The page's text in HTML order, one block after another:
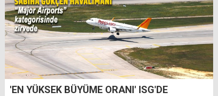
'EN YÜKSEK BÜYÜME ORANI' ISG'DE